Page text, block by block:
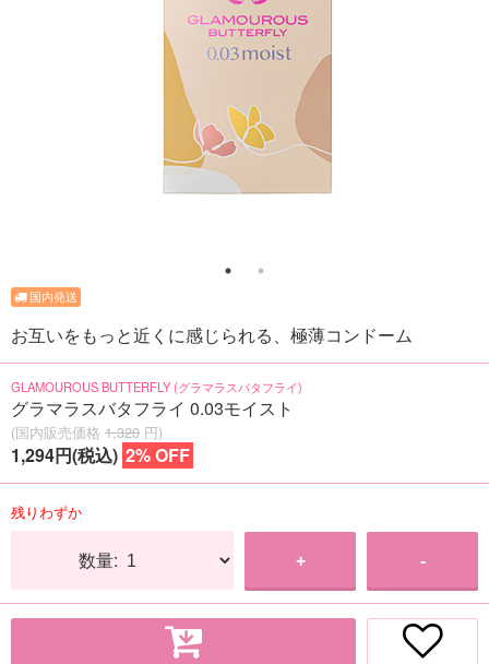
お互いをもっと近くに感じられる、極薄コンドーム
GLAMOUROUS BUTTERFLY (グラマラスバタフライ)
グラマラスバタフライ 0.03モイスト
(国内販売価格 1,320 円)
1,294円(税込) 2% OFF
残りわずか
数量: + -